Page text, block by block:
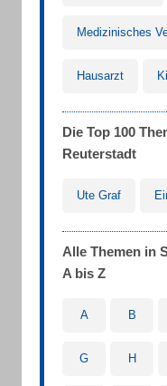
Medizinisches
Hausarzt
Die Top 100
Reuterstadt
Ute Graf
Alle Themen in
A bis Z
A B
G H